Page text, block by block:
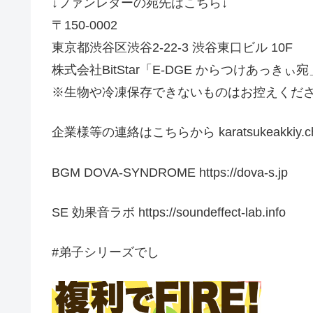
↓ファンレターの宛先はこちら↓
〒150-0002
東京都渋谷区渋谷2-22-3 渋谷東口ビル 10F
株式会社BitStar「E-DGE からつけあっきぃ宛
※生物や冷凍保存できないものはお控えくださ
企業様等の連絡はこちらから
BGM DOVA-SYNDROME https://dova-s.jp
SE 効果音ラボ https://soundeffect-lab.info
#弟子シリーズでし